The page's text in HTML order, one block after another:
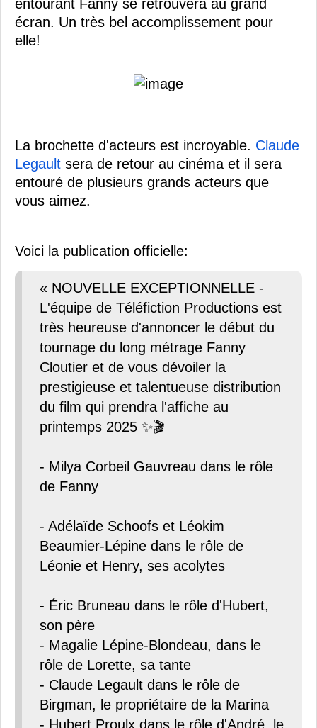
entourant Fanny se retrouvera au grand
écran. Un très bel accomplissement pour
elle!
La brochette d'acteurs est incroyable. Claude
Legault sera de retour au cinéma et il sera
entouré de plusieurs grands acteurs que
vous aimez.
Voici la publication officielle:
« NOUVELLE EXCEPTIONNELLE -
L'équipe de Téléfiction Productions est
très heureuse d'annoncer le début du
tournage du long métrage Fanny
Cloutier et de vous dévoiler la
prestigieuse et talentueuse distribution
du film qui prendra l'affiche au
printemps 2025 ✨🎬
- Milya Corbeil Gauvreau dans le rôle
de Fanny
- Adélaïde Schoofs et Léokim
Beaumier-Lépine dans le rôle de
Léonie et Henry, ses acolytes
- Éric Bruneau dans le rôle d'Hubert,
son père
- Magalie Lépine-Blondeau, dans le
rôle de Lorette, sa tante
- Claude Legault dans le rôle de
Birgman, le propriétaire de la Marina
- Hubert Proulx dans le rôle d'André, le